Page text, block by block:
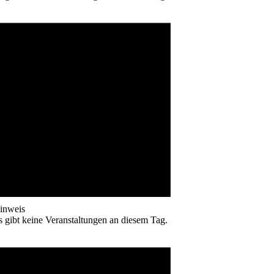
gibt keine Veranstaltungen an diesem Tag.